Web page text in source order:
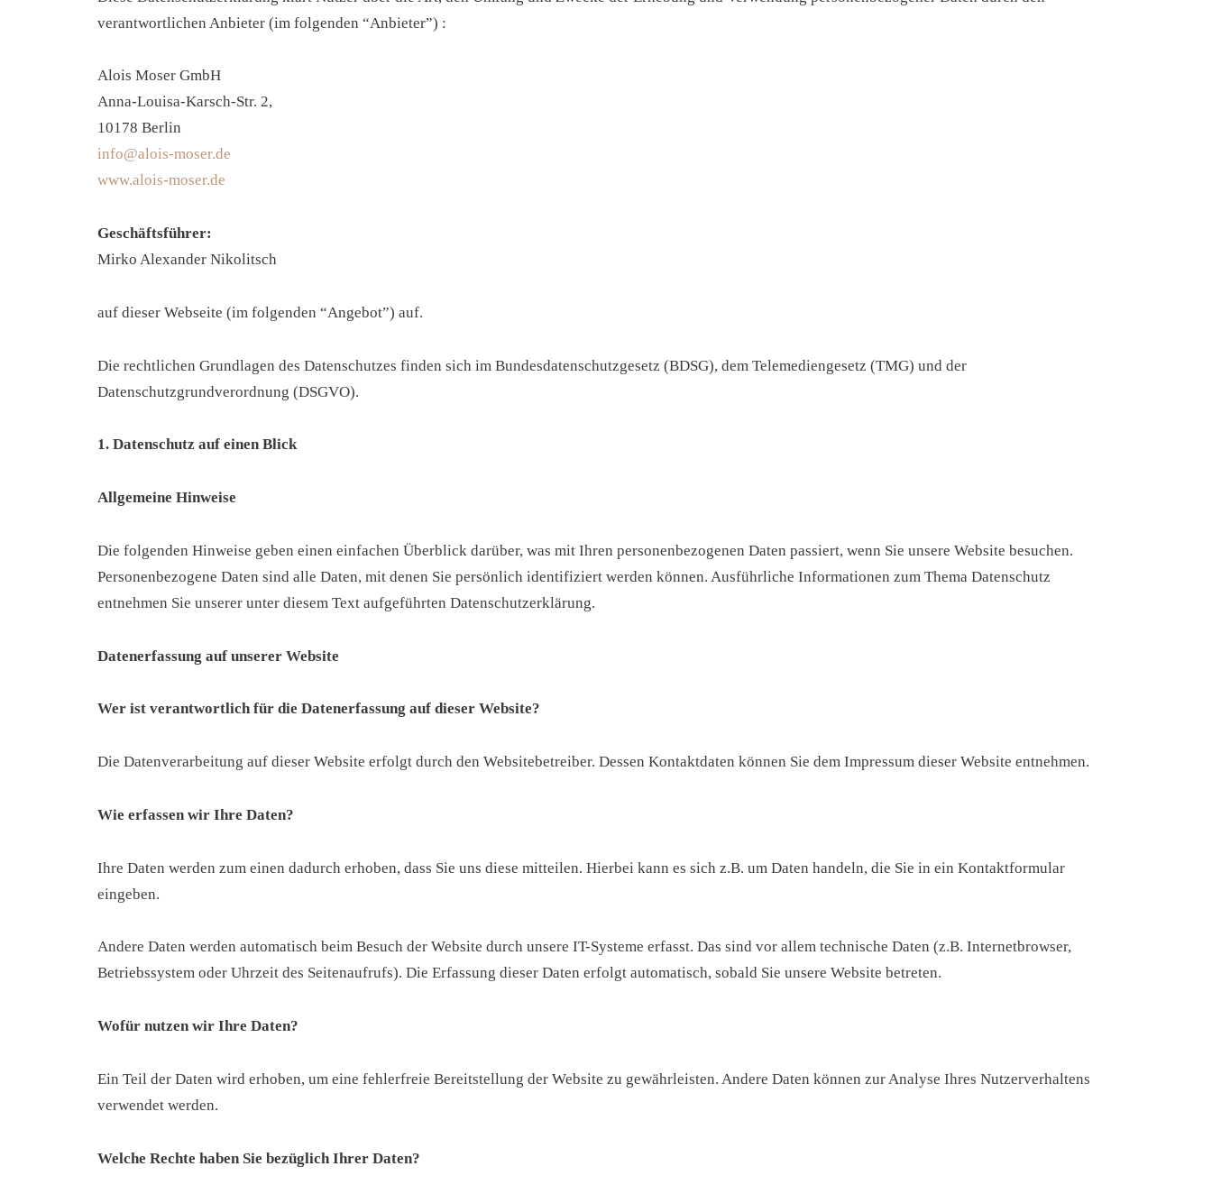
verantwortlichen Anbieter (im folgenden “Anbieter”) :
Alois Moser GmbH
Anna-Louisa-Karsch-Str. 2,
10178 Berlin
info@alois-moser.de
www.alois-moser.de
Geschäftsführer:
Mirko Alexander Nikolitsch
auf dieser Webseite (im folgenden “Angebot”) auf.
Die rechtlichen Grundlagen des Datenschutzes finden sich im Bundesdatenschutzgesetz (BDSG), dem Telemediengesetz (TMG) und der
Datenschutzgrundverordnung (DSGVO).
1. Datenschutz auf einen Blick
Allgemeine Hinweise
Die folgenden Hinweise geben einen einfachen Überblick darüber, was mit Ihren personenbezogenen Daten passiert, wenn Sie unsere Website besuchen.
Personenbezogene Daten sind alle Daten, mit denen Sie persönlich identifiziert werden können. Ausführliche Informationen zum Thema Datenschutz
entnehmen Sie unserer unter diesem Text aufgeführten Datenschutzerklärung.
Datenerfassung auf unserer Website
Wer ist verantwortlich für die Datenerfassung auf dieser Website?
Die Datenverarbeitung auf dieser Website erfolgt durch den Websitebetreiber. Dessen Kontaktdaten können Sie dem Impressum dieser Website entnehmen.
Wie erfassen wir Ihre Daten?
Ihre Daten werden zum einen dadurch erhoben, dass Sie uns diese mitteilen. Hierbei kann es sich z.B. um Daten handeln, die Sie in ein Kontaktformular
eingeben.
Andere Daten werden automatisch beim Besuch der Website durch unsere IT-Systeme erfasst. Das sind vor allem technische Daten (z.B. Internetbrowser,
Betriebssystem oder Uhrzeit des Seitenaufrufs). Die Erfassung dieser Daten erfolgt automatisch, sobald Sie unsere Website betreten.
Wofür nutzen wir Ihre Daten?
Ein Teil der Daten wird erhoben, um eine fehlerfreie Bereitstellung der Website zu gewährleisten. Andere Daten können zur Analyse Ihres Nutzerverhaltens
verwendet werden.
Welche Rechte haben Sie bezüglich Ihrer Daten?